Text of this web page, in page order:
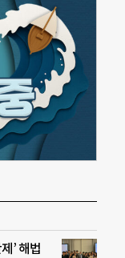
’ 해법